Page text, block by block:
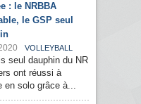
: le NRBBA
le GSP seul
VOLLEYBALL
seul dauphin du NR
ont réussi à
en solo grâce à...